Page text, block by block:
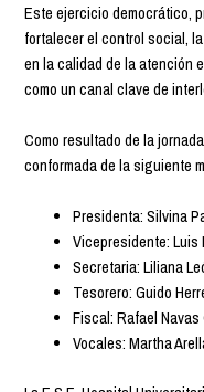
Este ejercicio democrático,
fortalecer el control social,
en la calidad de la atención
como un canal clave de
Como resultado de la
conformada de la siguiente
Presidenta: Silvina
Vicepresidente: Luis
Secretaria: Liliana
Tesorero: Guido
Fiscal: Rafael
Vocales: Martha